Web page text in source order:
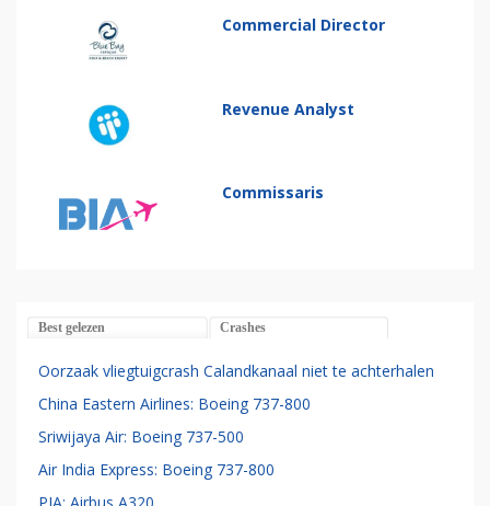
Commercial Director
Revenue Analyst
Commissaris
Best gelezen Crashes
Oorzaak vliegtuigcrash Calandkanaal niet te achterhalen
China Eastern Airlines: Boeing 737-800
Sriwijaya Air: Boeing 737-500
Air India Express: Boeing 737-800